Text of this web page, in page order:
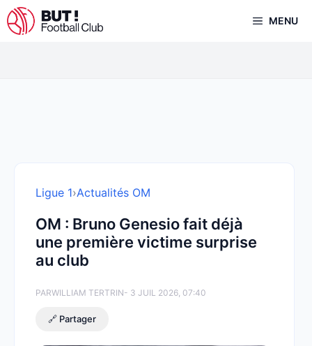
Aller
au
MENU
Ligue 1›Actualités OM
OM : Bruno Genesio fait déjà
une première victime surprise
au club
PARWILLIAM TERTRIN- 3 JUIL 2026, 07:40
🔗 Partager